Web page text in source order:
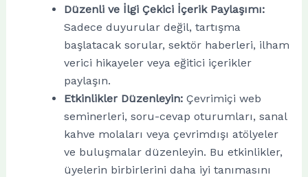
Düzenli ve İlgi Çekici İçerik Paylaşımı:
Sadece duyurular değil, tartışma
başlatacak sorular, sektör haberleri, ilham
verici hikayeler veya eğitici içerikler
paylaşın.
Etkinlikler Düzenleyin:Çevrimiçi web
seminerleri, soru-cevap oturumları, sanal
kahve molaları veya çevrimdışı atölyeler
ve buluşmalar düzenleyin. Bu etkinlikler,
üyelerin birbirlerini daha iyi tanımasını